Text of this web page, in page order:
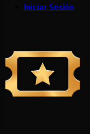
Iniciar Sesión